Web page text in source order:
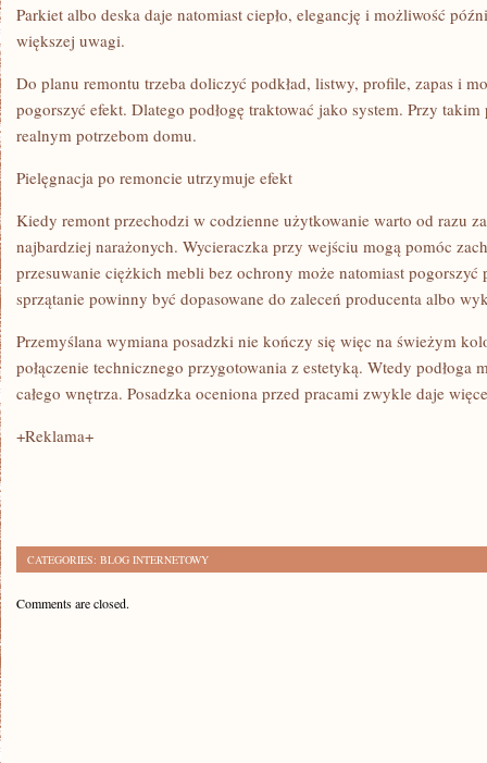
Parkiet albo deska daje natomiast ciepło, elegancję i możliwość
większej uwagi.
Do planu remontu trzeba doliczyć podkład, listwy, profile, zapas i
pogorszyć efekt. Dlatego podłogę traktować jako system. Przy
realnym potrzebom domu.
Pielęgnacja po remoncie utrzymuje efekt
Kiedy remont przechodzi w codzienne użytkowanie warto od razu
najbardziej narażonych. Wycieraczka przy wejściu mogą pomóc
przesuwanie ciężkich mebli bez ochrony może natomiast pogorszyć
sprzątanie powinny być dopasowane do zaleceń producenta albo
Przemyślana wymiana posadzki nie kończy się więc na świeżym
połączenie technicznego przygotowania z estetyką. Wtedy podłoga
całego wnętrza. Posadzka oceniona przed pracami zwykle daje
+Reklama+
CATEGORIES: BLOG INTERNETOWY
Comments are closed.